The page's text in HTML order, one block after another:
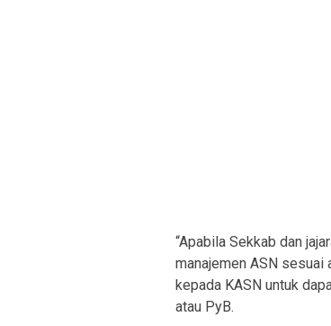
“Apabila Sekkab dan
manajemen ASN sesuai
kepada KASN untuk
atau PyB.